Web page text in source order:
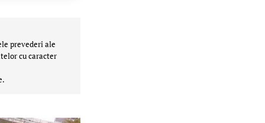
prevederi ale
cu caracter